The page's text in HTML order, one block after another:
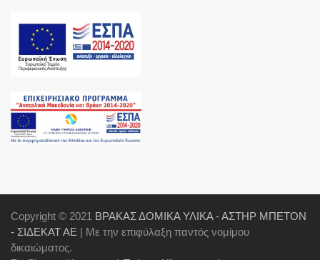
Copyright © 2021 ΒΡΑΚΑΣ ΔΟΜΙΚΑ ΥΛΙΚΑ - ΑΣΤΗΡ ΜΠΕΤΟΝ
- ΣΙΔΕΚΑΤ ΑΕ | Με την επιφύλαξη παντός νομίμου
δικαιώματος.